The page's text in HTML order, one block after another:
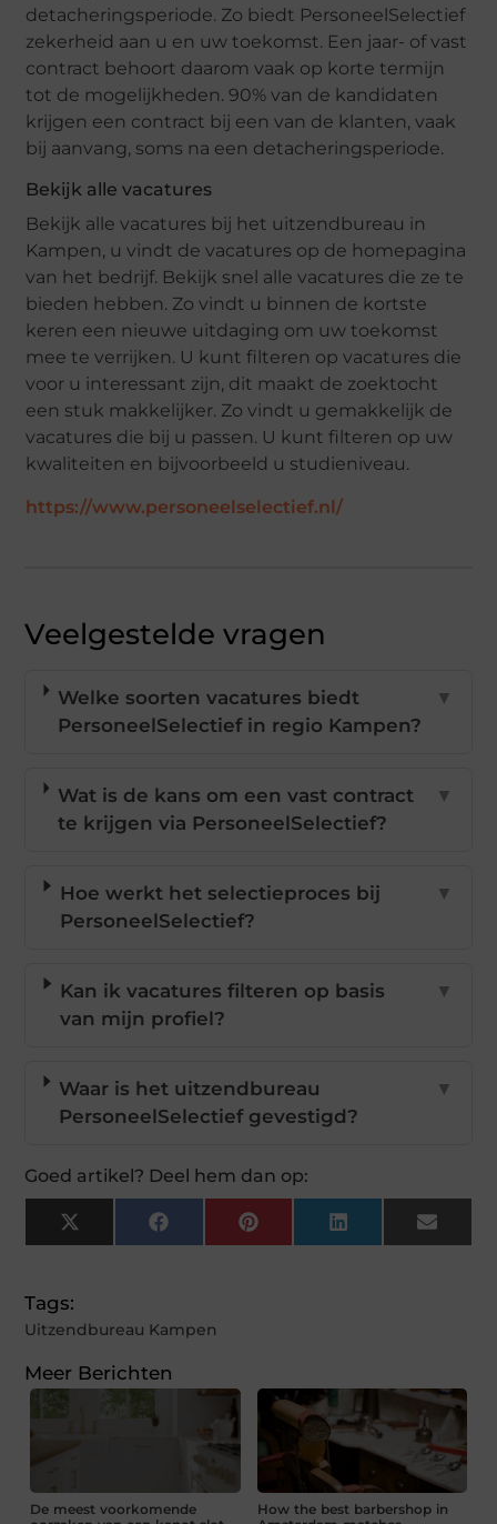
detacheringsperiode. Zo biedt PersoneelSelectief
zekerheid aan u en uw toekomst. Een jaar- of vast
contract behoort daarom vaak op korte termijn
tot de mogelijkheden. 90% van de kandidaten
krijgen een contract bij een van de klanten, vaak
bij aanvang, soms na een detacheringsperiode.
Bekijk alle vacatures
Bekijk alle vacatures bij het uitzendbureau in
Kampen, u vindt de vacatures op de homepagina
van het bedrijf. Bekijk snel alle vacatures die ze te
bieden hebben. Zo vindt u binnen de kortste
keren een nieuwe uitdaging om uw toekomst
mee te verrijken. U kunt filteren op vacatures die
voor u interessant zijn, dit maakt de zoektocht
een stuk makkelijker. Zo vindt u gemakkelijk de
vacatures die bij u passen. U kunt filteren op uw
kwaliteiten en bijvoorbeeld u studieniveau.
https://www.personeelselectief.nl/
Veelgestelde vragen
Welke soorten vacatures biedt
PersoneelSelectief in regio Kampen?
▼
Wat is de kans om een vast contract
te krijgen via PersoneelSelectief?
▼
Hoe werkt het selectieproces bij
PersoneelSelectief?
▼
Kan ik vacatures filteren op basis
van mijn profiel?
▼
Waar is het uitzendbureau
PersoneelSelectief gevestigd?
▼
Goed artikel? Deel hem dan op:
X
(Twitter)
FacebookPinterestLinkedInEmail
Tags:
Uitzendbureau Kampen
Meer Berichten
De meest voorkomende
How the best barbershop in